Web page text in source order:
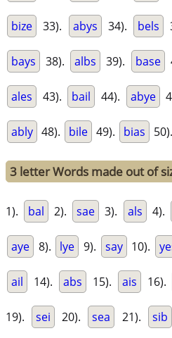
bize 33). abys 34). bels
bays 38). albs 39). base
ales 43). bail 44). abye
ably 48). bile 49). bias 50).
3 letter Words made out of
1). bal 2). sae 3). als 4).
aye 8). lye 9). say 10).
ail 14). abs 15). ais 16).
19). sei 20). sea 21). sib